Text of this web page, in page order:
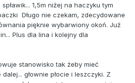
1,5m niżej na haczyku tym
Długo nie czekam, zdecydowane
pięknie wybarwiony okoń. Już
Plus dla lina i kolejny dla
stanowisko tak żeby mieć
głownie płocie i leszczyki. Z